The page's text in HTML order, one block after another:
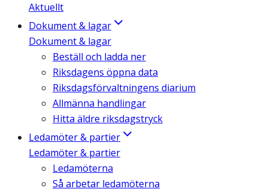
Aktuellt
Dokument & lagar
Dokument & lagar
Beställ och ladda ner
Riksdagens öppna data
Riksdagsförvaltningens diarium
Allmänna handlingar
Hitta äldre riksdagstryck
Ledamöter & partier
Ledamöter & partier
Ledamöterna
Så arbetar ledamöterna